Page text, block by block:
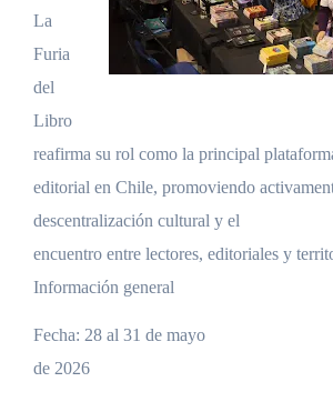
La
Furia
del
Libro
reafirma su rol como la principal
editorial en Chile, promoviendo
descentralización cultural y el
encuentro entre lectores, editoriales y
Información general
Fecha: 28 al 31 de mayo
de 2026